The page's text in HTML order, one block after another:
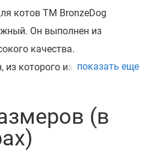
котов ТМ BronzeDog
Он выполнен из
качества.
которого изготовлен
при натяжении и
безопастность
показать еще
(в